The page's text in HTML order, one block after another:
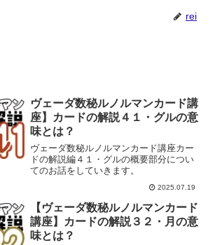
rei
ヴェーダ数秘ルノルマンカード講
座】カードの解説４１・グルの意
味とは？
ヴェーダ数秘ルノルマンカード講座カー
ドの解説編４１・グルの概要部分につい
てのお話をしていきます。
2025.07.19
【ヴェーダ数秘ルノルマンカード
講座】カードの解説３２・月の意
味とは？